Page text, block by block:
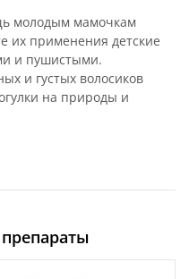
молодым мамочкам
их применения детские
и пушистыми.
и густых волосиков
на природы и